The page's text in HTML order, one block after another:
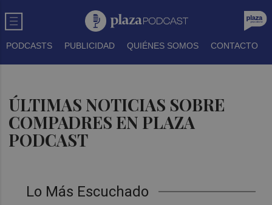
PODCASTS PUBLICIDAD QUIÉNES SOMOS CONTACTO
ÚLTIMAS NOTICIAS SOBRE
COMPADRES EN PLAZA
PODCAST
Lo Más Escuchado